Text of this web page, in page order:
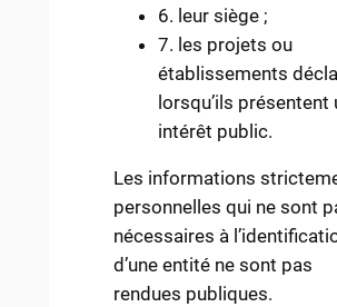
6. leur siège ;
7. les projets ou
établissements
lorsqu’ils présentent
intérêt public.
Les informations
personnelles qui ne sont
nécessaires à
d’une entité ne sont pas
rendues publiques.